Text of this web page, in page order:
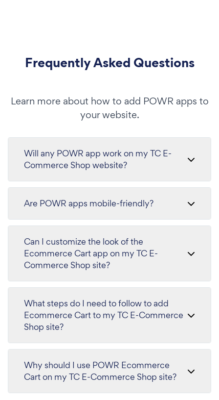
Frequently Asked Questions
Learn more about how to add POWR apps to
your website.
Will any POWR app work on my TC E-
Commerce Shop website?
Are POWR apps mobile-friendly?
Can I customize the look of the
Ecommerce Cart app on my TC E-
Commerce Shop site?
What steps do I need to follow to add
Ecommerce Cart to my TC E-Commerce
Shop site?
Why should I use POWR Ecommerce
Cart on my TC E-Commerce Shop site?